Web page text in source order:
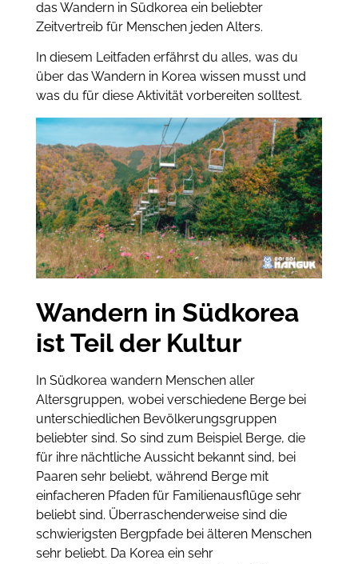
das Wandern in Südkorea ein beliebter
Zeitvertreib für Menschen jeden Alters.
In diesem Leitfaden erfährst du alles, was du
über das Wandern in Korea wissen musst und
was du für diese Aktivität vorbereiten solltest.
Wandern in Südkorea
ist Teil der Kultur
In Südkorea wandern Menschen aller
Altersgruppen, wobei verschiedene Berge bei
unterschiedlichen Bevölkerungsgruppen
beliebter sind. So sind zum Beispiel Berge, die
für ihre nächtliche Aussicht bekannt sind, bei
Paaren sehr beliebt, während Berge mit
einfacheren Pfaden für Familienausflüge sehr
beliebt sind. Überraschenderweise sind die
schwierigsten Bergpfade bei älteren Menschen
sehr beliebt. Da Korea ein sehr